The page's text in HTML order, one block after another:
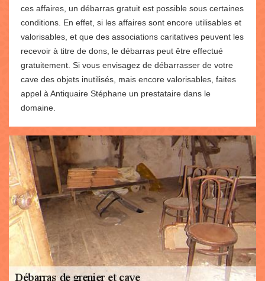
ces affaires, un débarras gratuit est possible sous certaines
conditions. En effet, si les affaires sont encore utilisables et
valorisables, et que des associations caritatives peuvent les
recevoir à titre de dons, le débarras peut être effectué
gratuitement. Si vous envisagez de débarrasser de votre
cave des objets inutilisés, mais encore valorisables, faites
appel à Antiquaire Stéphane un prestataire dans le
domaine.